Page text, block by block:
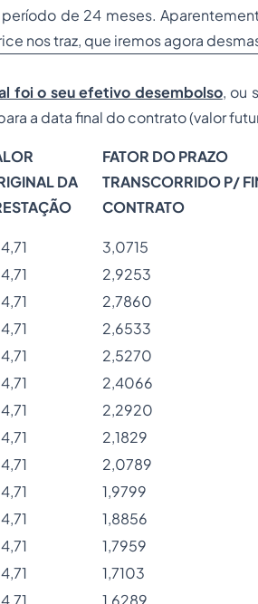
de 24 meses.
nos traz, que iremos agora
foi o seu efetivo desembolso, ou
a data final do contrato (valor
DA
FATOR DO PRAZO
TRANSCORRIDO P/
CONTRATO
3,0715
2,9253
2,7860
2,6533
2,5270
2,4066
2,2920
2,1829
2,0789
1,9799
1,8856
1,7959
1,7103
1,6289